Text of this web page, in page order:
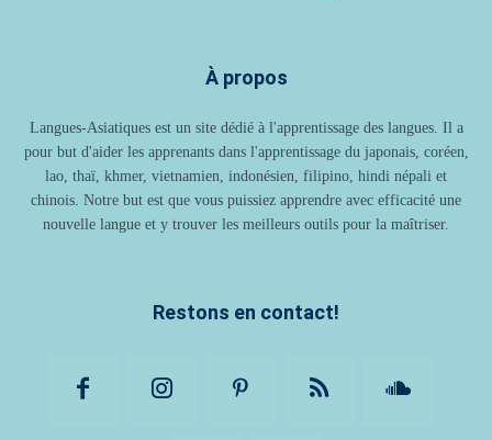
À propos
Langues-Asiatiques est un site dédié à l'apprentissage des langues. Il a
pour but d'aider les apprenants dans l'apprentissage du japonais, coréen,
lao, thaï, khmer, vietnamien, indonésien, filipino, hindi népali et
chinois. Notre but est que vous puissiez apprendre avec efficacité une
nouvelle langue et y trouver les meilleurs outils pour la maîtriser.
Restons en contact!